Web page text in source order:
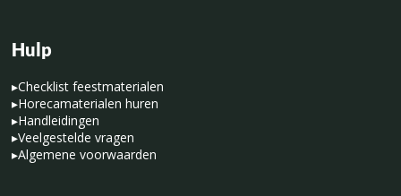
Hulp
▸Checklist feestmaterialen
▸Horecamaterialen huren
▸Handleidingen
▸Veelgestelde vragen
▸Algemene voorwaarden